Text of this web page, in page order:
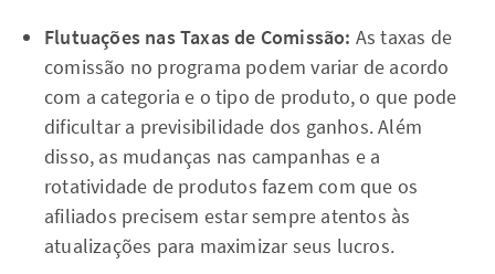
Flutuações nas Taxas de Comissão: As taxas de
comissão no programa podem variar de acordo
com a categoria e o tipo de produto, o que pode
dificultar a previsibilidade dos ganhos. Além
disso, as mudanças nas campanhas e a
rotatividade de produtos fazem com que os
afiliados precisem estar sempre atentos às
atualizações para maximizar seus lucros.